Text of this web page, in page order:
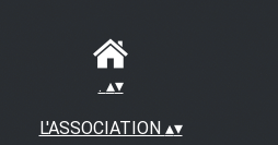
. ▴▾
L'ASSOCIATION ▴▾